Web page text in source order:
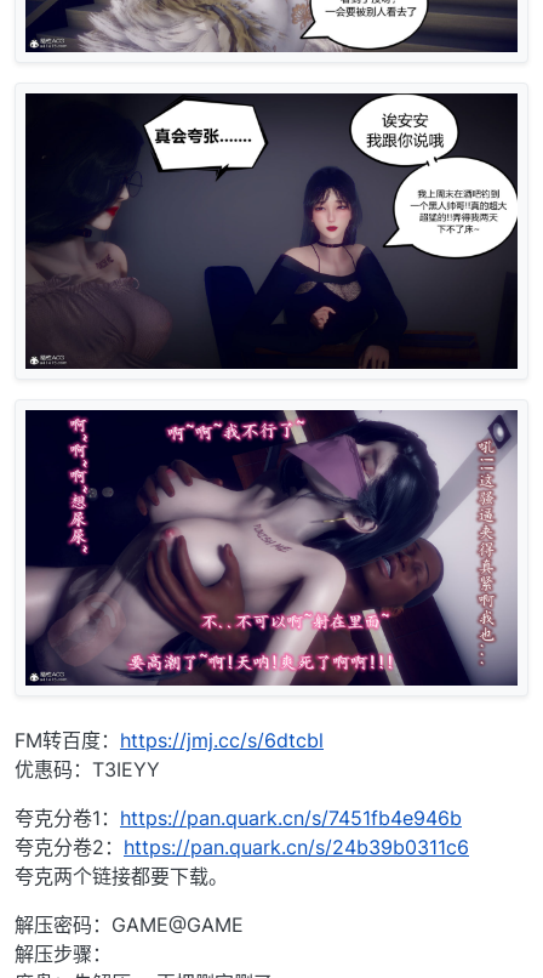
FM转百度： https://jmj.cc/s/6dtcbl
优惠码：T3IEYY
夸克分卷1： https://pan.quark.cn/s/7451fb4e946b
夸克分卷2： https://pan.quark.cn/s/24b39b0311c6
夸克两个链接都要下载。
解压密码：GAME@GAME
解压步骤：